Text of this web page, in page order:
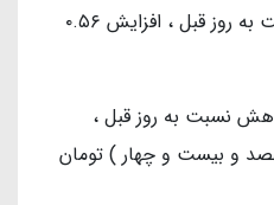
نهصد ) تومان رسید که نسبت به روز قبل ، افزایش ۰.۵۶
نسبت به روز قبل ،
نهصد و بیست و چهار ) تومان